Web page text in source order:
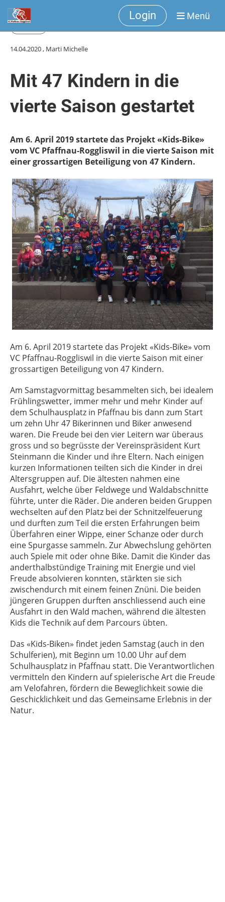
Login Menü
14.04.2020, Marti Michelle
Mit 47 Kindern in die
vierte Saison gestartet
Am 6. April 2019 startete das Projekt «Kids-Bike»
vom VC Pfaffnau-Roggliswil in die vierte Saison mit
einer grossartigen Beteiligung von 47 Kindern.
Am 6. April 2019 startete das Projekt «Kids-Bike» vom
VC Pfaffnau-Roggliswil in die vierte Saison mit einer
grossartigen Beteiligung von 47 Kindern.
Am Samstagvormittag besammelten sich, bei idealem
Frühlingswetter, immer mehr und mehr Kinder auf
dem Schulhausplatz in Pfaffnau bis dann zum Start
um zehn Uhr 47 Bikerinnen und Biker anwesend
waren. Die Freude bei den vier Leitern war überaus
gross und so begrüsste der Vereinspräsident Kurt
Steinmann die Kinder und ihre Eltern. Nach einigen
kurzen Informationen teilten sich die Kinder in drei
Altersgruppen auf. Die ältesten nahmen eine
Ausfahrt, welche über Feldwege und Waldabschnitte
führte, unter die Räder. Die anderen beiden Gruppen
wechselten auf den Platz bei der Schnitzelfeuerung
und durften zum Teil die ersten Erfahrungen beim
Überfahren einer Wippe, einer Schanze oder durch
eine Spurgasse sammeln. Zur Abwechslung gehörten
auch Spiele mit oder ohne Bike. Damit die Kinder das
anderthalbstündige Training mit Energie und viel
Freude absolvieren konnten, stärkten sie sich
zwischendurch mit einem feinen Znüni. Die beiden
jüngeren Gruppen durften anschliessend auch eine
Ausfahrt in den Wald machen, während die ältesten
Kids die Technik auf dem Parcours übten.
Das «Kids-Biken» findet jeden Samstag (auch in den
Schulferien), mit Beginn um 10.00 Uhr auf dem
Schulhausplatz in Pfaffnau statt. Die Verantwortlichen
vermitteln den Kindern auf spielerische Art die Freude
am Velofahren, fördern die Beweglichkeit sowie die
Geschicklichkeit und das Gemeinsame Erlebnis in der
Natur.